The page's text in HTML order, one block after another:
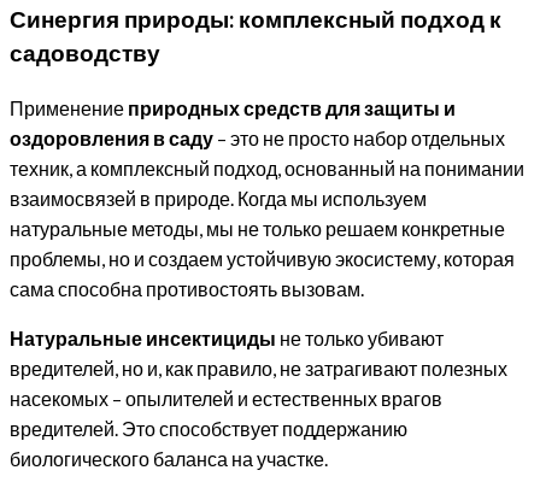
Синергия природы: комплексный подход к
садоводству
Применение природных средств для защиты и
оздоровления в саду – это не просто набор отдельных
техник, а комплексный подход, основанный на понимании
взаимосвязей в природе. Когда мы используем
натуральные методы, мы не только решаем конкретные
проблемы, но и создаем устойчивую экосистему, которая
сама способна противостоять вызовам.
Натуральные инсектициды не только убивают
вредителей, но и, как правило, не затрагивают полезных
насекомых – опылителей и естественных врагов
вредителей. Это способствует поддержанию
биологического баланса на участке.